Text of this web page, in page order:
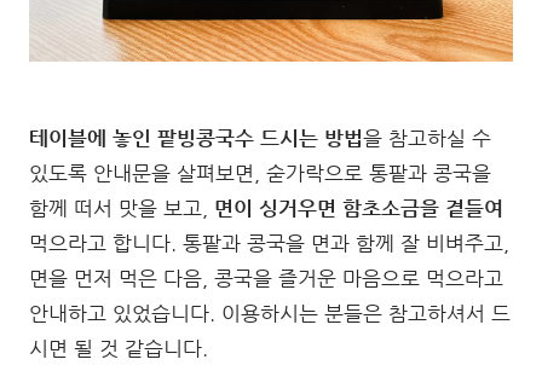
테이블에 놓인 팥빙콩국수 드시는 방법을 참고하실 수
있도록 안내문을 살펴보면, 숟가락으로 통팥과 콩국을
함께 떠서 맛을 보고, 면이 싱거우면 함초소금을 곁들여
먹으라고 합니다. 통팥과 콩국을 면과 함께 잘 비벼주고,
면을 먼저 먹은 다음, 콩국을 즐거운 마음으로 먹으라고
안내하고 있었습니다. 이용하시는 분들은 참고하셔서 드
시면 될 것 같습니다.